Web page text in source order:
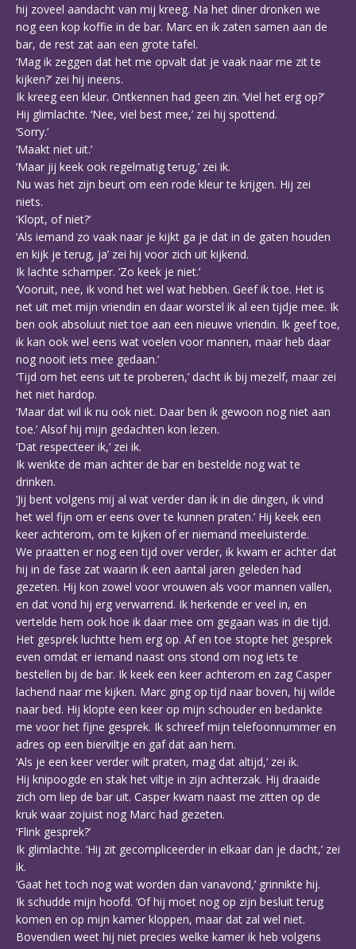
hij zoveel aandacht van mij kreeg. Na het diner dronken we
nog een kop koffie in de bar. Marc en ik zaten samen aan de
bar, de rest zat aan een grote tafel.
‘Mag ik zeggen dat het me opvalt dat je vaak naar me zit te
kijken?’ zei hij ineens.
Ik kreeg een kleur. Ontkennen had geen zin. ‘Viel het erg op?’
Hij glimlachte. ‘Nee, viel best mee,’ zei hij spottend.
‘Sorry.’
‘Maakt niet uit.’
‘Maar jij keek ook regelmatig terug,’ zei ik.
Nu was het zijn beurt om een rode kleur te krijgen. Hij zei
niets.
‘Klopt, of niet?’
‘Als iemand zo vaak naar je kijkt ga je dat in de gaten houden
en kijk je terug, ja’ zei hij voor zich uit kijkend.
Ik lachte schamper. ‘Zo keek je niet.’
‘Vooruit, nee, ik vond het wel wat hebben. Geef ik toe. Het is
net uit met mijn vriendin en daar worstel ik al een tijdje mee. Ik
ben ook absoluut niet toe aan een nieuwe vriendin. Ik geef toe,
ik kan ook wel eens wat voelen voor mannen, maar heb daar
nog nooit iets mee gedaan.’
‘Tijd om het eens uit te proberen,’ dacht ik bij mezelf, maar zei
het niet hardop.
‘Maar dat wil ik nu ook niet. Daar ben ik gewoon nog niet aan
toe.’ Alsof hij mijn gedachten kon lezen.
‘Dat respecteer ik,’ zei ik.
Ik wenkte de man achter de bar en bestelde nog wat te
drinken.
‘Jij bent volgens mij al wat verder dan ik in die dingen, ik vind
het wel fijn om er eens over te kunnen praten.’ Hij keek een
keer achterom, om te kijken of er niemand meeluisterde.
We praatten er nog een tijd over verder, ik kwam er achter dat
hij in de fase zat waarin ik een aantal jaren geleden had
gezeten. Hij kon zowel voor vrouwen als voor mannen vallen,
en dat vond hij erg verwarrend. Ik herkende er veel in, en
vertelde hem ook hoe ik daar mee om gegaan was in die tijd.
Het gesprek luchtte hem erg op. Af en toe stopte het gesprek
even omdat er iemand naast ons stond om nog iets te
bestellen bij de bar. Ik keek een keer achterom en zag Casper
lachend naar me kijken. Marc ging op tijd naar boven, hij wilde
naar bed. Hij klopte een keer op mijn schouder en bedankte
me voor het fijne gesprek. Ik schreef mijn telefoonnummer en
adres op een bierviltje en gaf dat aan hem.
‘Als je een keer verder wilt praten, mag dat altijd,’ zei ik.
Hij knipoogde en stak het viltje in zijn achterzak. Hij draaide
zich om liep de bar uit. Casper kwam naast me zitten op de
kruk waar zojuist nog Marc had gezeten.
‘Flink gesprek?’
Ik glimlachte. ‘Hij zit gecompliceerder in elkaar dan je dacht,’ zei
ik.
‘Gaat het toch nog wat worden dan vanavond,’ grinnikte hij.
Ik schudde mijn hoofd. ‘Of hij moet nog op zijn besluit terug
komen en op mijn kamer kloppen, maar dat zal wel niet.
Bovendien weet hij niet precies welke kamer ik heb volgens